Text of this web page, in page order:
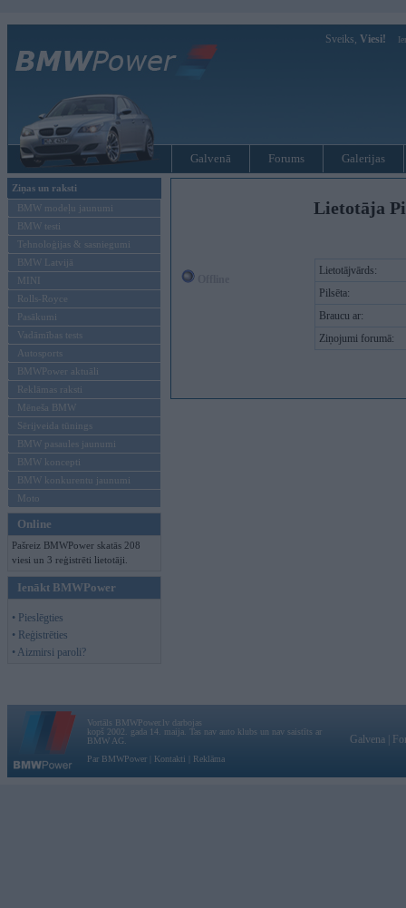
Sveiks, Viesi!
Galvenā Forums Galerijas
Ziņas un raksti
BMW modeļu jaunumi
BMW testi
Tehnoloģijas & sasniegumi
BMW Latvijā
MINI
Rolls-Royce
Pasākumi
Vadāmības tests
Autosports
BMWPower aktuāli
Reklāmas raksti
Mēneša BMW
Sērijveida tūnings
BMW pasaules jaunumi
BMW koncepti
BMW konkurentu jaunumi
Moto
Online
Pašreiz BMWPower skatās 208
viesi un 3 reģistrēti lietotāji.
Ienākt BMWPower
• Pieslēgties
• Reģistrēties
• Aizmirsi paroli?
Lietotāja
Lietotājvārds:
Pilsēta:
Braucu ar:
Ziņojumi forumā:
Vortāls BMWPower.lv darbojas
kopš 2002. gada 14. maija. Tas nav auto klubs un nav saistīts ar
BMW AG.
Par BMWPower
Kontakti Reklāma
Galvena